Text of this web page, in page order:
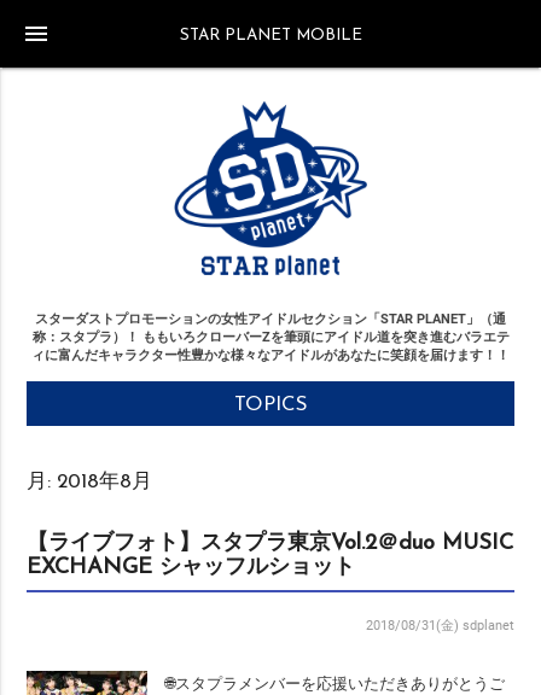
STAR PLANET MOBILE
menu
スターダストプロモーションの女性アイドルセクション「STAR PLANET」（通
称：スタプラ）！
ももいろクローバーZを筆頭にアイドル道を突き進むバラエテ
ィに富んだキャラクター性豊かな様々なアイドルがあなたに笑顔を届けます！！
TOPICS
月: 2018年8月
【ライブフォト】スタプラ東京Vol.2＠duo MUSIC
EXCHANGE シャッフルショット
2018/08/31(金) sdplanet
🌐スタプラメンバーを応援いただきありがとうご